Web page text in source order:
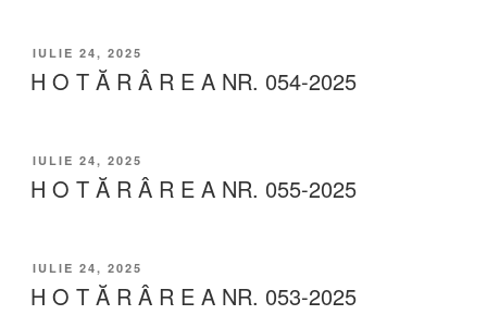
IULIE 24, 2025
H O T Ă R Â R E A NR. 054-2025
IULIE 24, 2025
H O T Ă R Â R E A NR. 055-2025
IULIE 24, 2025
H O T Ă R Â R E A NR. 053-2025